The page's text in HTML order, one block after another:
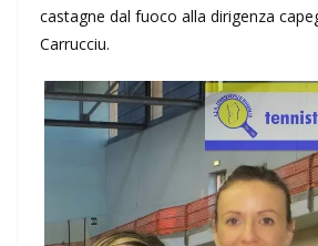
castagne dal fuoco alla dirigenza
Carrucciu.